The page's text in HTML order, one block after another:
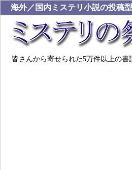
海外／国内ミステリ小説の投稿
皆さんから寄せられた5万件以上の